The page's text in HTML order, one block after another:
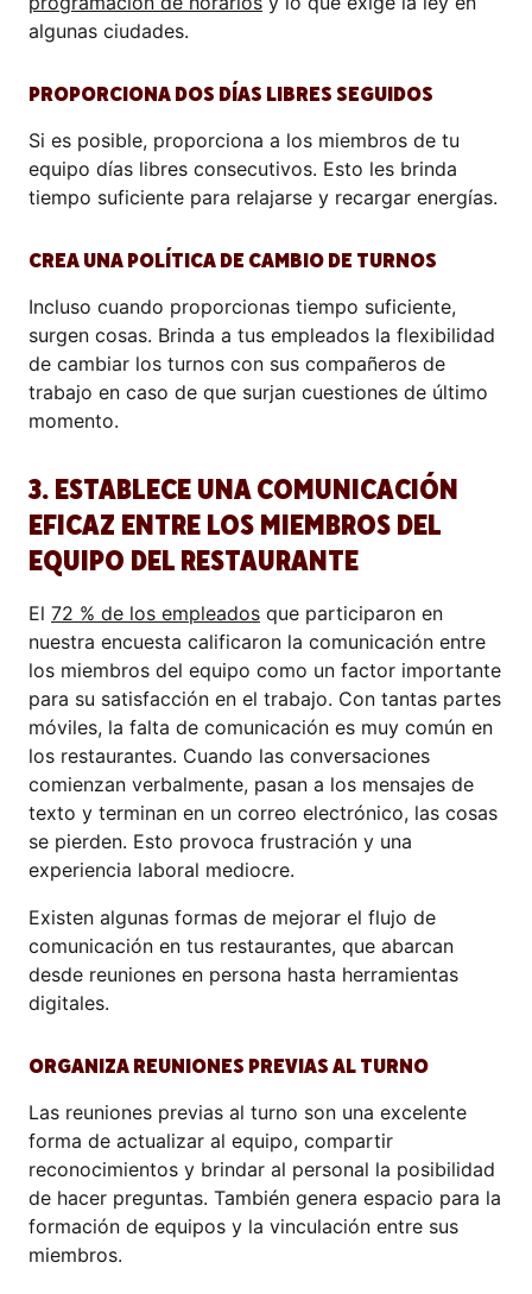
algunas ciudades.
PROPORCIONA DOS DÍAS LIBRES SEGUIDOS
Si es posible, proporciona a los miembros de tu
equipo días libres consecutivos. Esto les brinda
tiempo suficiente para relajarse y recargar energías.
CREA UNA POLÍTICA DE CAMBIO DE TURNOS
Incluso cuando proporcionas tiempo suficiente,
surgen cosas. Brinda a tus empleados la flexibilidad
de cambiar los turnos con sus compañeros de
trabajo en caso de que surjan cuestiones de último
momento.
3. ESTABLECE UNA COMUNICACIÓN
EFICAZ ENTRE LOS MIEMBROS DEL
EQUIPO DEL RESTAURANTE
El 72 % de los empleados que participaron en
nuestra encuesta calificaron la comunicación entre
los miembros del equipo como un factor importante
para su satisfacción en el trabajo. Con tantas partes
móviles, la falta de comunicación es muy común en
los restaurantes. Cuando las conversaciones
comienzan verbalmente, pasan a los mensajes de
texto y terminan en un correo electrónico, las cosas
se pierden. Esto provoca frustración y una
experiencia laboral mediocre.
Existen algunas formas de mejorar el flujo de
comunicación en tus restaurantes, que abarcan
desde reuniones en persona hasta herramientas
digitales.
ORGANIZA REUNIONES PREVIAS AL TURNO
Las reuniones previas al turno son una excelente
forma de actualizar al equipo, compartir
reconocimientos y brindar al personal la posibilidad
de hacer preguntas. También genera espacio para la
formación de equipos y la vinculación entre sus
miembros.